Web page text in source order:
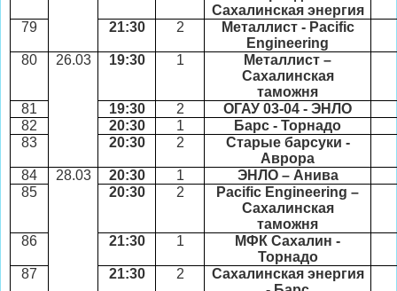
Сахалинская энергия
79
21:30 2 Металлист - Pacific
Engineering
80
26.03 19:30 1
Металлист –
Сахалинская
таможня
81 19:30 2
ОГАУ 03-04 - ЭНЛО
82
20:30 1
Барс - Торнадо
83
20:30 2
Старые барсуки -
Аврора
84 28.03 20:30 1
ЭНЛО – Анива
85
20:30 2 Pacific Engineering –
Сахалинская
таможня
86
21:30 1
МФК Сахалин -
Торнадо
87
21:30 2
Сахалинская энергия